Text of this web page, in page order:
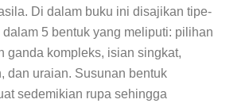
Di dalam buku ini disajikan tipe-
5 bentuk yang meliputi: pilihan
ganda kompleks, isian singkat,
dan uraian. Susunan bentuk
sedemikian rupa sehingga